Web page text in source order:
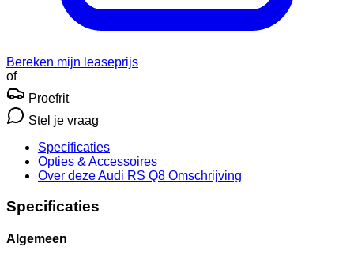
Bereken mijn leaseprijs
of
Proefrit
Stel je vraag
Specificaties
Opties & Accessoires
Over deze Audi RS Q8 Omschrijving
Specificaties
Algemeen